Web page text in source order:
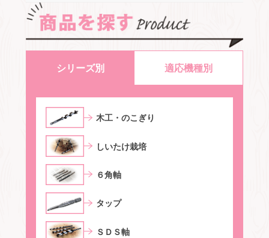
シリーズ別 適応機種別
⽊⼯・のこぎり
しいたけ栽培
６⾓軸
タップ
ＳＤＳ軸